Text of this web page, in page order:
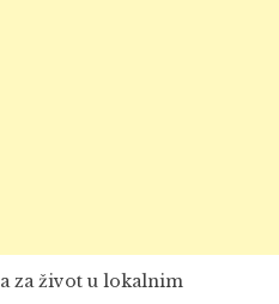
za život u lokalnim